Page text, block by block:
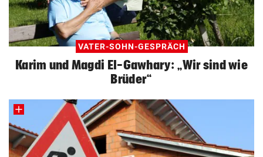
VATER-SOHN-GESPRÄCH
Karim und Magdi El-Gawhary: „Wir sind wie
Brüder“